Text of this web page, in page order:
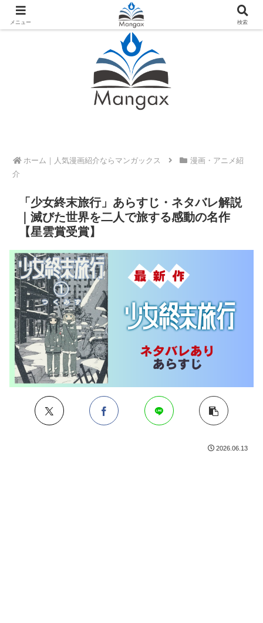
人気おすすめ漫画紹介ならMangax（マンガックス）
ホーム
漫画・アニメ紹
介
「少女終末旅行」あらすじ・ネタバレ解説
｜滅びた世界を二人で旅する感動の名作
【星雲賞受賞】
2026.06.13
メニュー 検索